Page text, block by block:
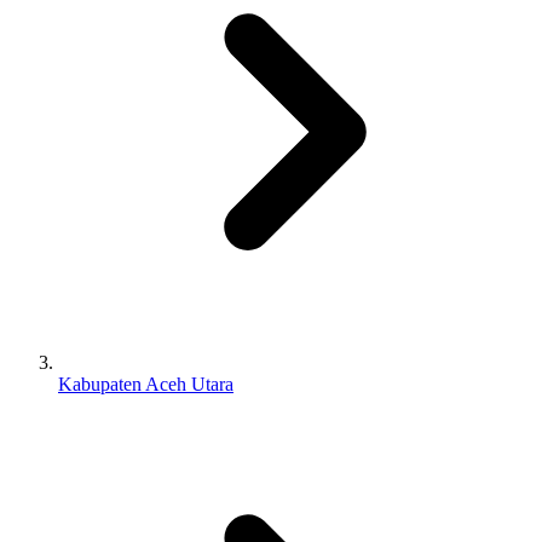
Kabupaten Aceh Utara